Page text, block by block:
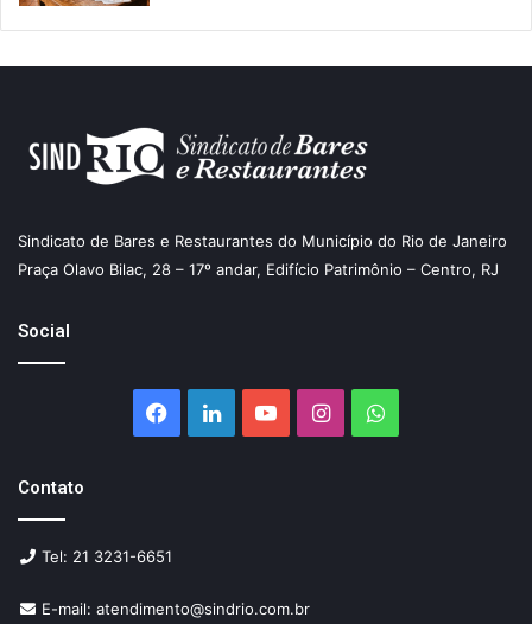
Sindicato de Bares e Restaurantes do Município do Rio de Janeiro
Praça Olavo Bilac, 28 – 17º andar, Edifício Patrimônio – Centro, RJ
Social
Facebook
LinkedinYouTubeInstagramWhatsApp
Contato
Tel: 21 3231-6651
E-mail: atendimento@sindrio.com.br